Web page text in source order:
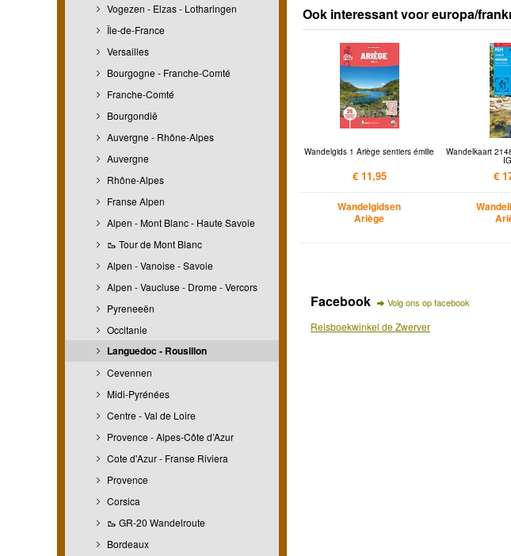
Vogezen - Elzas - Lotharingen
Île-de-France
Versailles
Bourgogne - Franche-Comté
Franche-Comté
Bourgondië
Auvergne - Rhône-Alpes
Auvergne
Rhône-Alpes
Franse Alpen
Alpen - Mont Blanc - Haute Savoie
🥾 Tour de Mont Blanc
Alpen - Vanoise - Savoie
Alpen - Vaucluse - Drome - Vercors
Pyreneeën
Occitanie
Languedoc - Rousillon
Cevennen
Midi-Pyrénées
Centre - Val de Loire
Provence - Alpes-Côte d’Azur
Cote d'Azur - Franse Riviera
Provence
Corsica
🥾 GR-20 Wandelroute
Bordeaux
Ook interessant voor europa/
Wandelgids 1 Ariège sentiers émilie
€ 11,95
Wandelgidsen
Ariège
Wandelkaart
€
Facebook Volg ons op facebook
Reisboekwinkel de Zwerver